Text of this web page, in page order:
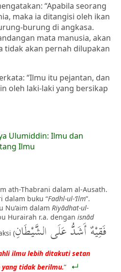
“Apabila seorang
maka ia ditangisi oleh ikan
burung di angkasa.
mata manusia, akan
tidak akan pernah dilupakan
“Ilmu itu pejantan, dan
oleh laki-laki yang bersikap
Ulumiddin: Ilmu dan
Ilmu
ath-Thabrani dalam al-Ausath.
dalam buku “Fadhl-ul-‘Ilm”.
Nu‘aim dalam Riyādhat-ul-
Hurairah r.a. dengan isnād
(فَقِيْهٌ أَشَدُّ عَلَى الشَّيْطَانِ
ilmu lebih ditakuti setan
tidak berilmu.”